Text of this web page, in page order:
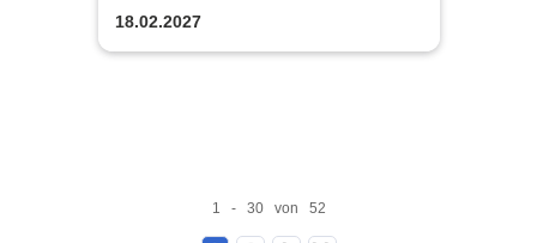
18.02.2027
1 - 30 von 52